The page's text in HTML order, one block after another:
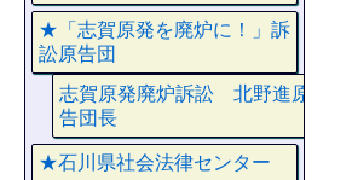
★「志賀原発を廃炉に！」訴
訟原告団
志賀原発廃炉訴訟 北野進原
告団長
★石川県社会法律センター